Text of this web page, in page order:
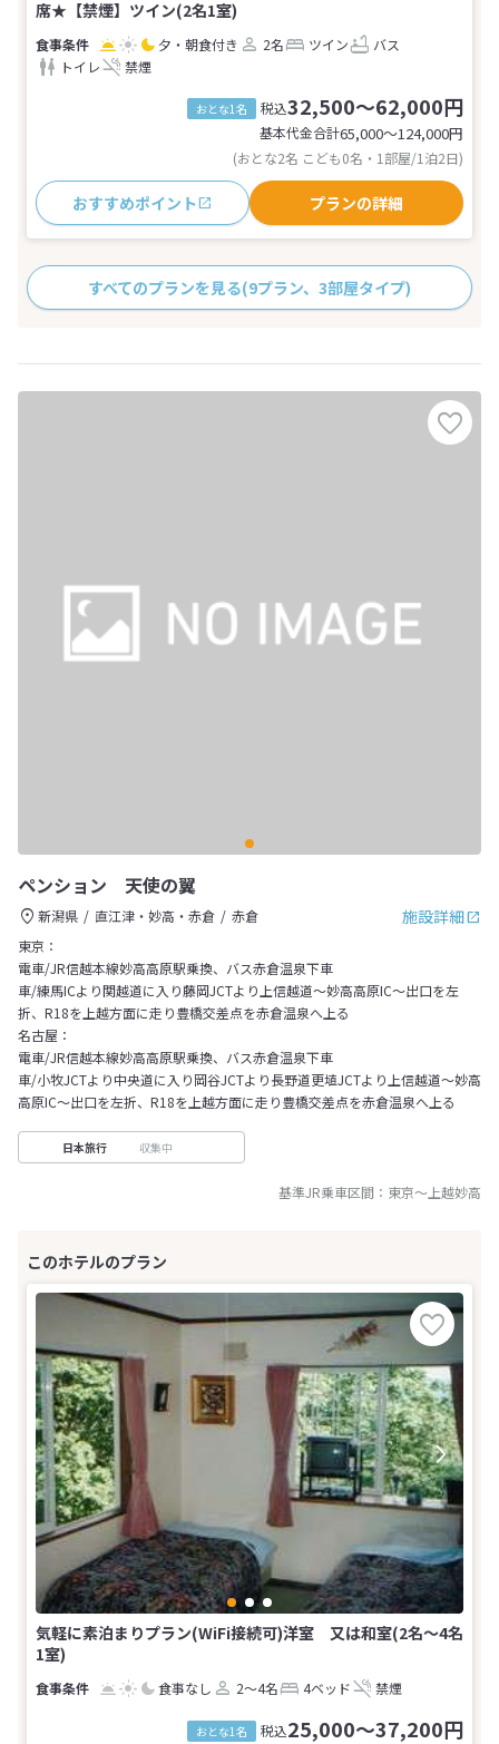
席★【禁煙】ツイン(2名1室)
夕・朝食付き 2名 ツイン
バス
トイレ
禁煙
おとな1名 税込32,500～62,000円
基本代金合計65,000〜124,000円
(おとな2名 こども0名・1部屋/1泊2日)
おすすめポイント プランの詳細
すべてのプランを見る(9プラン、3部屋タイプ)
ペンション 天使の翼
施設詳細
新潟県 直江津・妙高・赤倉
赤倉
東京：
電車/JR信越本線妙高高原駅乗換、バス赤倉温泉下車
車/練馬ICより関越道に入り藤岡JCTより上信越道～妙高高原IC～出口を左
折、R18を上越方面に走り豊橋交差点を赤倉温泉へ上る
名古屋：
電車/JR信越本線妙高高原駅乗換、バス赤倉温泉下車
車/小牧JCTより中央道に入り岡谷JCTより長野道更埴JCTより上信越道～妙高
高原IC～出口を左折、R18を上越方面に走り豊橋交差点を赤倉温泉へ上る
日本旅行 収集中
基準JR乗車区間： 東京～ 上越妙高
気軽に素泊まりプラン(WiFi接続可)洋室 又は和室(2名～4名
1室)
食事なし 2～4名 4ベッド 禁煙
おとな1名 税込25,000～37,200円